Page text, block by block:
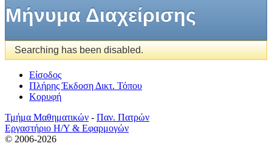
Mήνυμα Διαχείρισης
Searching has been disabled.
Είσοδος
Πλήρης Έκδοση Δικτ. Τόπου
Κορυφή
Τμήμα Μαθηματικών - Παν. Πατρών
Εργαστήριο Η/Υ & Εφαρμογών
© 2006-2026